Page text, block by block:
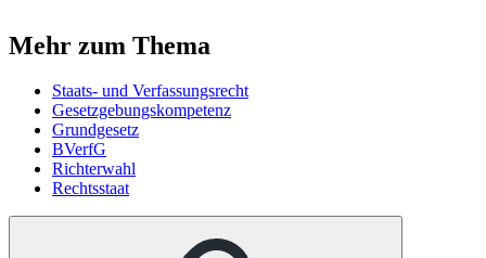
Mehr zum Thema
Staats- und Verfassungsrecht
Gesetzgebungskompetenz
Grundgesetz
BVerfG
Richterwahl
Rechtsstaat